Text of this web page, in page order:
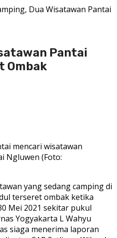
Dua Wisatawan Pantai
Pantai
Ombak
mencari wisatawan
Ngluwen (Foto:
yang sedang camping di
terseret ombak ketika
Mei 2021 sekitar pukul
Yogyakarta L Wahyu
siaga menerima laporan